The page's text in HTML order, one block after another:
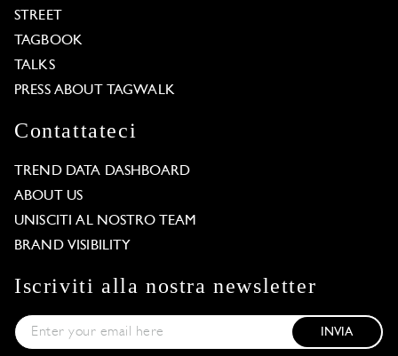
STREET
TAGBOOK
TALKS
PRESS ABOUT TAGWALK
Contattateci
TREND DATA DASHBOARD
ABOUT US
UNISCITI AL NOSTRO TEAM
BRAND VISIBILITY
Iscriviti alla nostra newsletter
INVIA